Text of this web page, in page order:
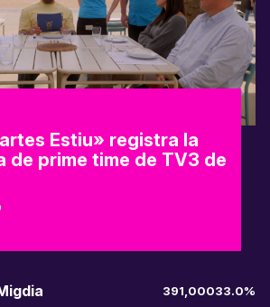
Estiu» registra la
de prime time de TV3 de
391,00033.0%